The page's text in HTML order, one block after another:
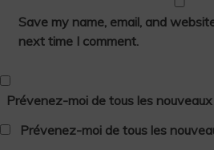
Save my name, email, and
next time I comment.
Prévenez-moi de tous les
Prévenez-moi de tous les